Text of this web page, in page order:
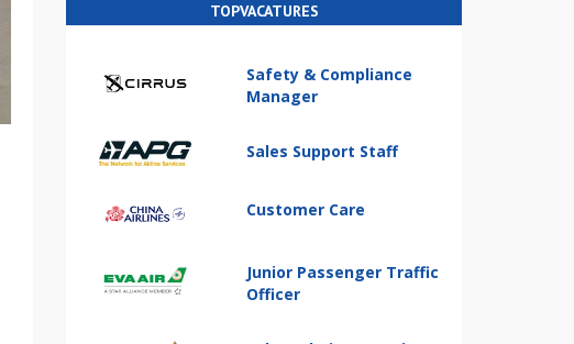
TOPVACATURES
Safety & Compliance
Manager
Sales Support Staff
Customer Care
Junior Passenger Traffic
Officer